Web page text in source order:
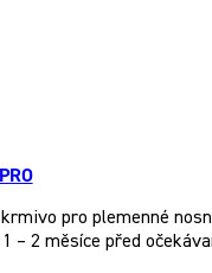
pro plemenné
– 2 měsíce před